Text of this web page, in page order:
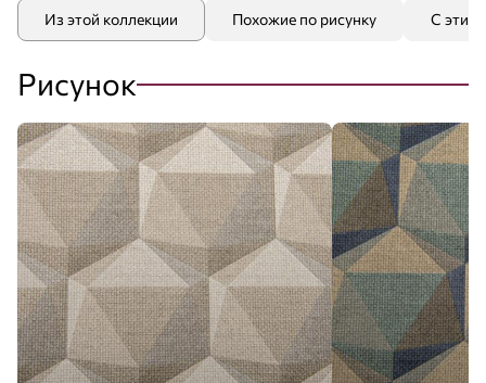
Из этой коллекции Похожие по рисунку С этим
Рисунок